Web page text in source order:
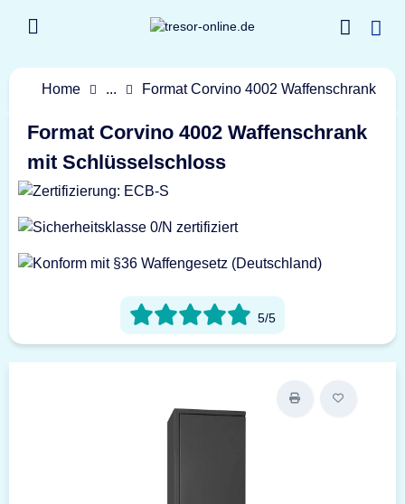
Home ... Format Corvino 4002 Waffenschrank
Format Corvino 4002 Waffenschrank
mit Schlüsselschloss
5/5